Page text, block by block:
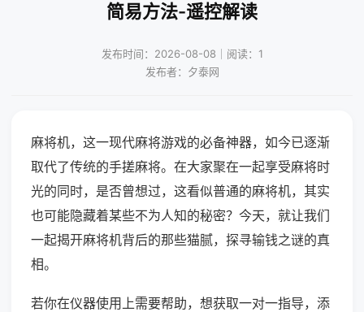
简易方法-遥控解读
发布时间：2026-08-08｜阅读：1
发布者：夕泰网
麻将机，这一现代麻将游戏的必备神器，如今已逐渐
取代了传统的手搓麻将。在大家聚在一起享受麻将时
光的同时，是否曾想过，这看似普通的麻将机，其实
也可能隐藏着某些不为人知的秘密？今天，就让我们
一起揭开麻将机背后的那些猫腻，探寻输钱之谜的真
相。
若你在仪器使用上需要帮助，想获取一对一指导，添